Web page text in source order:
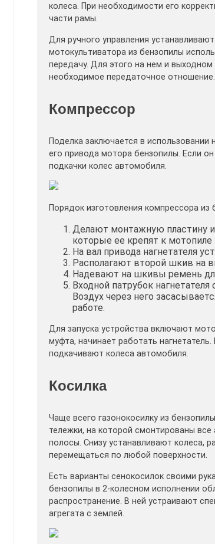
колеса. При необходимости его
части рамы.
Для ручного управления
мотокультиватора из бензопилы
передачу. Для этого на нем и
необходимое передаточное отношение.
Компрессор
Поделка заключается в использовании
его привода мотора бензопилы. Если
подкачки колес автомобиля.
Порядок изготовления компрессора из
Делают монтажную пластину
которые ее крепят к
На вал привода нагнетателя
Располагают второй шкив на
Надевают на шкивы ремень
Входной патрубок
Воздух через него
работе.
Для запуска устройства включают
муфта, начинает работать
подкачивают колеса автомобиля.
Косилка
Чаще всего газонокосилку из
тележки, на которой смонтированы
полосы. Снизу устанавливают колеса,
перемещаться по любой поверхности.
Есть варианты сенокосилок своими
бензопилы в 2-колесном исполнении
распространение. В ней устраивают
агрегата с землей.